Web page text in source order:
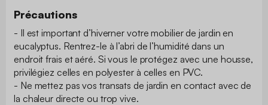
Précautions
- Il est important d’hiverner votre mobilier de jardin en
eucalyptus. Rentrez-le à l’abri de l’humidité dans un
endroit frais et aéré. Si vous le protégez avec une housse,
privilégiez celles en polyester à celles en PVC.
- Ne mettez pas vos transats de jardin en contact avec de
la chaleur directe ou trop vive.